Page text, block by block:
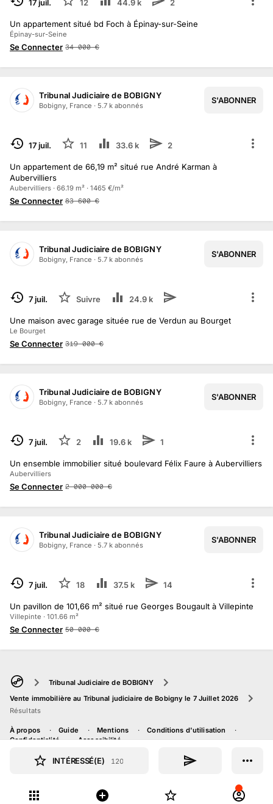
17 juil. 12 44.9 k 2
Un appartement situé bd Foch à Épinay-sur-Seine
Épinay-sur-Seine
Se Connecter 34 000 €
Tribunal Judiciaire de BOBIGNY
Bobigny, France · 5.7 k abonnés
S'ABONNER
TERMINÉ17 juil. 11 33.6 k 2
Un appartement de 66,19 m² situé rue André Karman à
Aubervilliers
Aubervilliers · 66.19 m² · 1465 €/m²
Se Connecter 83 600 €
Tribunal Judiciaire de BOBIGNY
Bobigny, France · 5.7 k abonnés
S'ABONNER
TERMINÉ7 juil. Suivre 24.9 k
Une maison avec garage située rue de Verdun au Bourget
Le Bourget
Se Connecter 319 000 €
Tribunal Judiciaire de BOBIGNY
Bobigny, France · 5.7 k abonnés
S'ABONNER
TERMINÉ7 juil. 2 19.6 k 1
Un ensemble immobilier situé boulevard Félix Faure à Aubervilliers
Aubervilliers
Se Connecter 2 000 000 €
Tribunal Judiciaire de BOBIGNY
Bobigny, France · 5.7 k abonnés
S'ABONNER
TERMINÉ7 juil. 18 37.5 k 14
Un pavillon de 101,66 m² situé rue Georges Bougault à Villepinte
Villepinte · 101.66 m²
Se Connecter 50 000 €
Tribunal Judiciaire de BOBIGNY
Vente immobilière au Tribunal judiciaire de Bobigny le 7 Juillet 2026
Résultats
À propos Guide Mentions
Conditions d'utilisation
Confidentialité
Accessibilité
INTÉRESSÉ(E) 120